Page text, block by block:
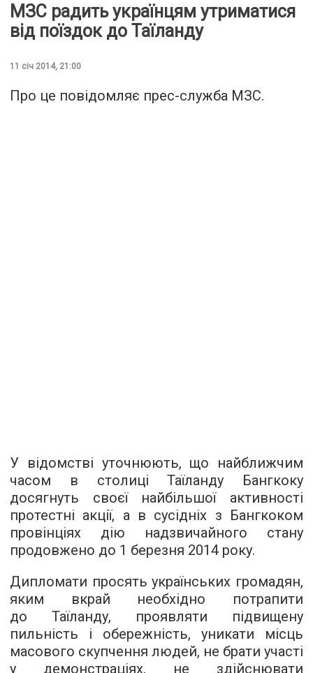
МЗС радить українцям утриматися
від поїздок до Таїланду
11 січ 2014, 21:00
Про це повідомляє прес-служба МЗС.
У відомстві уточнюють, що найближчим
часом в столиці Таїланду Бангкоку
досягнуть своєї найбільшої активності
протестні акції, а в сусідніх з Бангкоком
провінціях дію надзвичайного стану
продовжено до 1 березня 2014 року.
Дипломати просять українських громадян,
яким вкрай необхідно потрапити
до Таїланду, проявляти підвищену
пильність і обережність, уникати місць
масового скупчення людей, не брати участі
у демонстраціях, не здійснювати